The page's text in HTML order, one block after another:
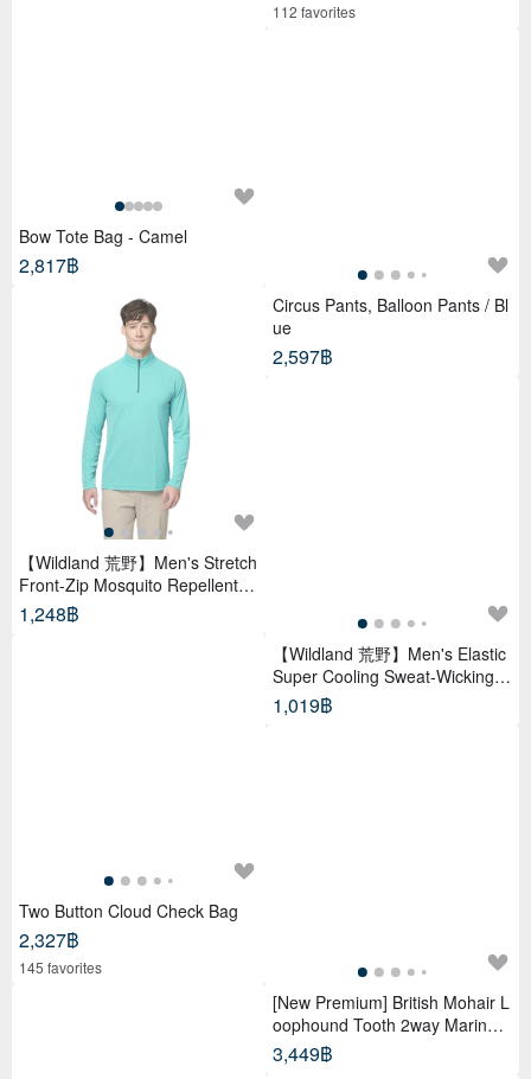
Bow Tote Bag - Camel
2,817฿
【Wildland 荒野】Men's Stretch
Front-Zip Mosquito Repellent &
Moisture-Wicking Performance
Top W1620
1,248฿
Two Button Cloud Check Bag
2,327฿
145 favorites
112 favorites
Circus Pants, Balloon Pants / Bl
ue
2,597฿
【Wildland 荒野】Men's Elastic
Super Cooling Sweat-Wicking P
OLO Functional Shirt W1632
1,019฿
[New Premium] British Mohair L
oophound Tooth 2way Marine B
ag
3,449฿